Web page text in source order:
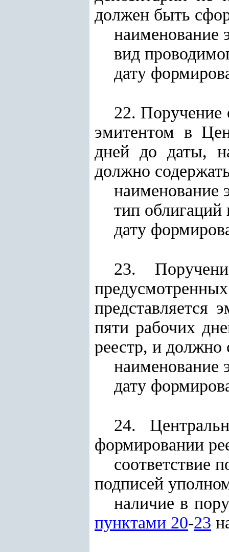
должен быть
наименование
вид
дату
22. Поручение
эмитентом в
дней до даты,
должно
наименование
тип
дату
23.
представляется
пяти рабочих
реестр, и должно
наименование
дату
24.
формировании
соответствие
подписей
наличие в
пунктами 20-23